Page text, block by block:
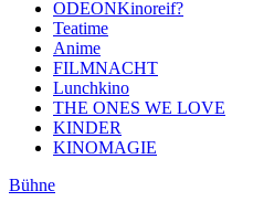
ODEONKinoreif?
Teatime
Anime
FILMNACHT
Lunchkino
THE ONES WE LOVE
KINDER
KINOMAGIE
Bühne